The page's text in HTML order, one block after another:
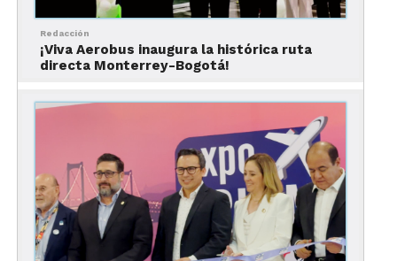
Redacción
¡Viva Aerobus inaugura la histórica ruta
directa Monterrey-Bogotá!